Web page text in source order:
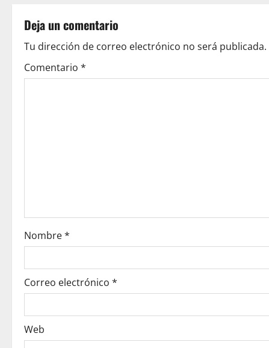
n
a
v
i
o
n
Deja un comentario
Tu dirección de correo electrónico no será publicada.
Comentario *
Nombre*
Correo electrónico *
Web